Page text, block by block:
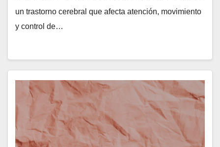
un trastorno cerebral que afecta atención, movimiento
y control de…